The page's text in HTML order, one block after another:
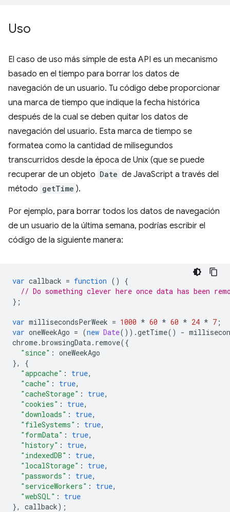
Uso
El caso de uso más simple de esta API es un mecanismo
basado en el tiempo para borrar los datos de
navegación de un usuario. Tu código debe proporcionar
una marca de tiempo que indique la fecha histórica
después de la cual se deben quitar los datos de
navegación del usuario. Esta marca de tiempo se
formatea como la cantidad de milisegundos
transcurridos desde la época de Unix (que se puede
recuperar de un objeto Date de JavaScript a través del
método getTime ).
Por ejemplo, para borrar todos los datos de navegación
de un usuario de la última semana, podrías escribir el
código de la siguiente manera:
var callback = function ()
{
// Do something clever here once data has been
};
var millisecondsPerWeek = 1000 * 60 * 60 * 24 * 7 ;
var oneWeekAgo = (new Date()).getTime() -
chrome.browsingData. remove({
"since" : oneWeekAgo
},
{
"appcache" : true,
"cache" : true,
"cacheStorage" : true,
"cookies" : true,
"downloads" : true,
"fileSystems" : true,
"formData" : true,
"history" : true,
"indexedDB" : true,
"localStorage" : true,
"passwords" : true,
"serviceWorkers" : true,
"webSQL" :
true
},
callback);